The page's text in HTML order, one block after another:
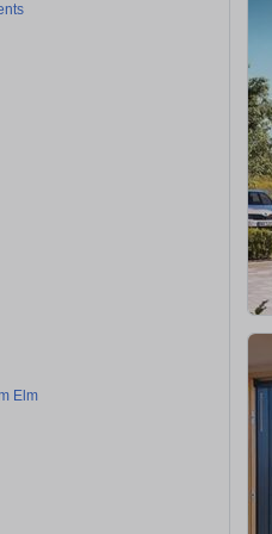
Elm